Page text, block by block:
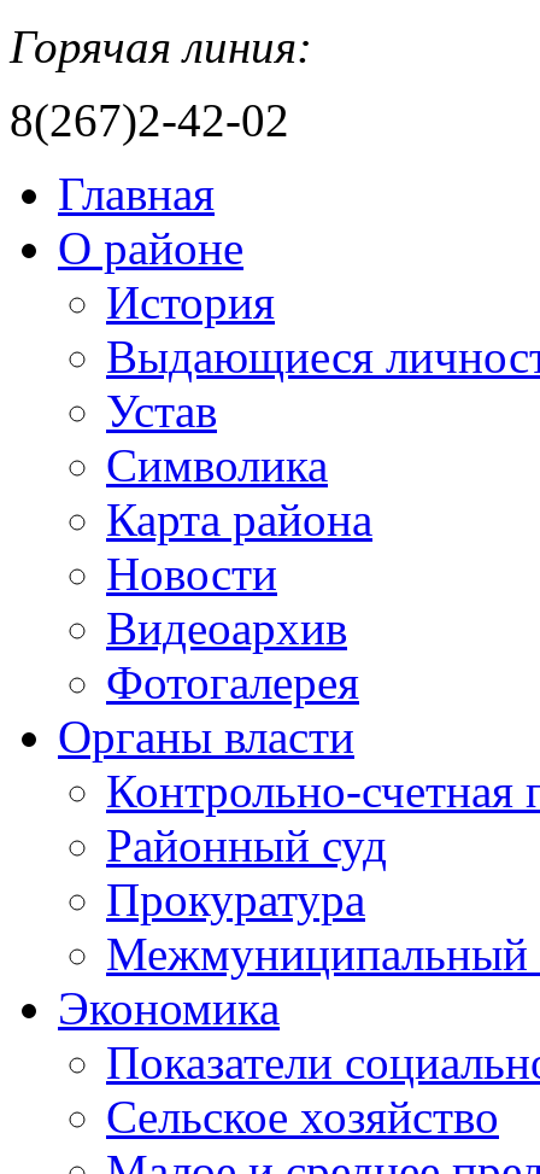
Горячая линия:
8(267)2-42-02
Главная
О районе
История
Выдающиеся
Устав
Символика
Карта района
Новости
Видеоархив
Фотогалерея
Органы власти
Контрольно-счетная
Районный суд
Прокуратура
Межмуниципальный
Экономика
Показатели
Сельское хозяйство